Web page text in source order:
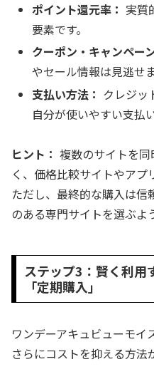
ポイント還元率： 実質
要素です。
クーポン・キャンペー
やセール情報は見逃せ
支払い方法： クレジッ
自分が使いやすい支払
ヒント： 複数のサイトを
く、価格比較サイトやアプ
ただし、最終的な購入は
のある専門サイトを選ぶよ
ステップ3：賢く利用
「定期購入」
ワンデーアキュビューモイ
さらにコストを抑える方法